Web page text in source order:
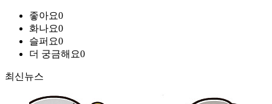
좋아요0
화나요0
슬퍼요0
더 궁금해요0
최신뉴스